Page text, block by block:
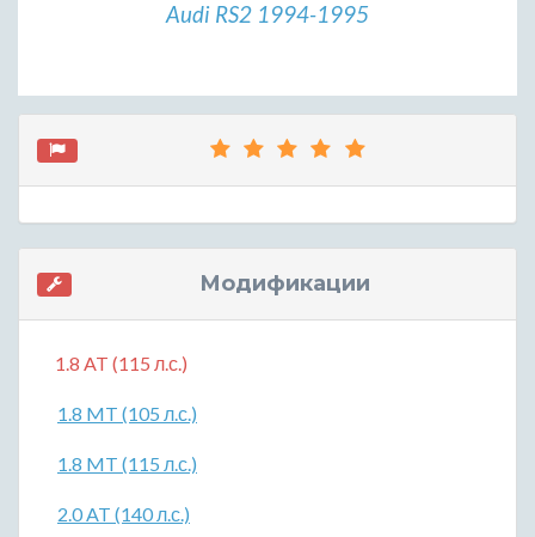
Audi RS2 1994-1995
Модификации
1.8 AT (115 л.с.)
1.8 MT (105 л.с.)
1.8 MT (115 л.с.)
2.0 AT (140 л.с.)